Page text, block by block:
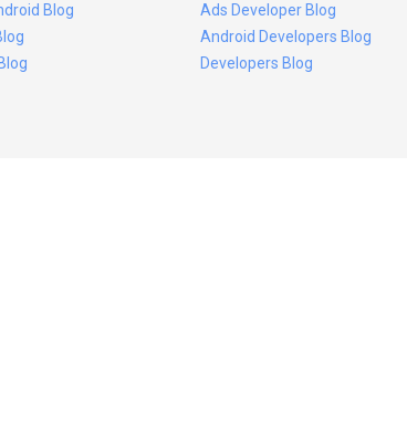
Blog
Ads Developer Blog
Android Developers Blog
Developers Blog